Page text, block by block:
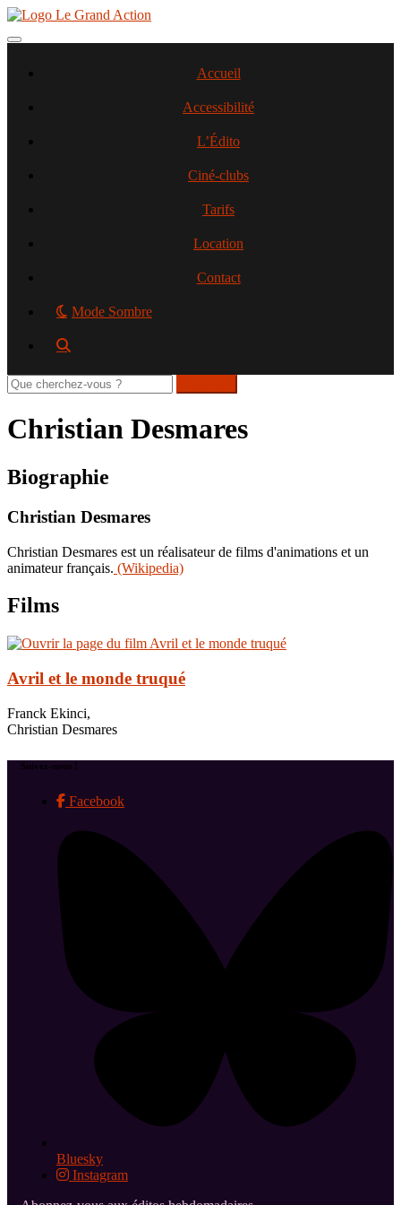
Aller
contenu
Toggle navigation
Accueil
Accessibilité
L’Édito
Ciné-clubs
Tarifs
Location
Contact
Mode Sombre
Rechercher
sur
site
Christian Desmares
Biographie
Christian Desmares
Christian Desmares est un réalisateur de films d'animations et un
animateur français. (Wikipedia)
Films
Avril et le monde truqué
Franck Ekinci,
Christian Desmares
Suivez-nous !
Facebook
Bluesky
Instagram